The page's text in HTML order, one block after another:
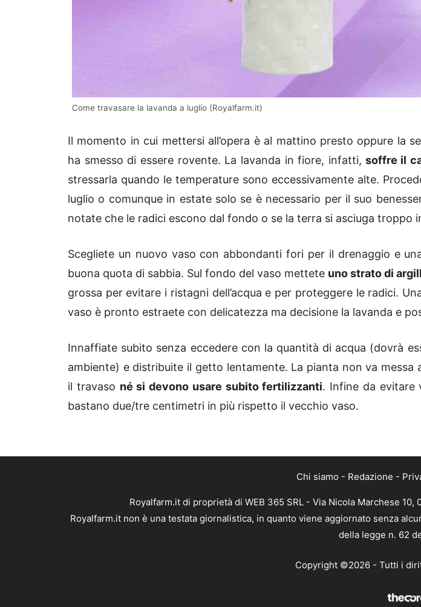
Come travasare la lavanda a luglio (Royalfarm.it)
Il momento in cui mettersi all’opera è al mattino presto oppure la
ha smesso di essere rovente. La lavanda in fiore, infatti, soffre il
stressarla quando le temperature sono eccessivamente alte.
luglio o comunque in estate solo se è necessario per il suo
notate che le radici escono dal fondo o se la terra si asciuga troppo
Scegliete un nuovo vaso con abbondanti fori per il drenaggio e
buona quota di sabbia. Sul fondo del vaso mettete uno strato di
grossa per evitare i ristagni dell’acqua e per proteggere le radici.
vaso è pronto estraete con delicatezza ma decisione la lavanda e
Innaffiate subito senza eccedere con la quantità di acqua (dovrà
ambiente) e distribuite il getto lentamente. La pianta non va messa
il travaso né si devono usare subito fertilizzanti. Infine da evitare
bastano due/tre centimetri in più rispetto il vecchio vaso.
Chi siamo - Redazione -
Royalfarm.it di proprietà di WEB 365 SRL - Via Nicola Marchese 10,
Royalfarm.it non è una testata giornalistica, in quanto viene aggiornato senza
della legge n. 62
Copyright ©2026 - Tutti i